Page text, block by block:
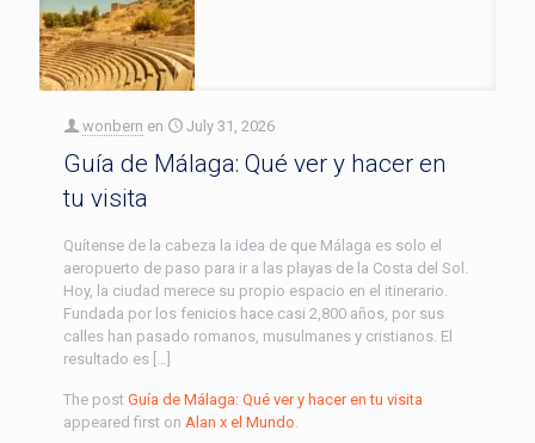
wonbern en July 31, 2026
Guía de Málaga: Qué ver y hacer en
tu visita
Quítense de la cabeza la idea de que Málaga es solo el
aeropuerto de paso para ir a las playas de la Costa del Sol.
Hoy, la ciudad merece su propio espacio en el itinerario.
Fundada por los fenicios hace casi 2,800 años, por sus
calles han pasado romanos, musulmanes y cristianos. El
resultado es […]
The post Guía de Málaga: Qué ver y hacer en tu visita
appeared first on Alan x el Mundo